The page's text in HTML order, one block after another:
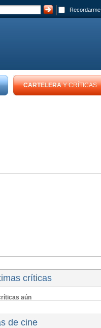
Recordarme
CARTELERAY CRÍTICAS
críticas
aún
de cine